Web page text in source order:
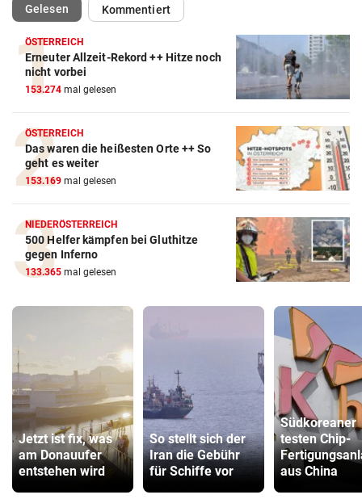
Gelesen(ausgewählt)Kommentiert
ÖSTERREICH
Erneuter Allzeit-Rekord ++ Hitze noch
nicht vorbei
153.274 mal gelesen
ÖSTERREICH
Das waren die heißesten Orte ++ So
geht es weiter
153.169 mal gelesen
NIEDERÖSTERREICH
500 Helfer kämpfen bei Gluthitze
gegen Inferno
133.365 mal gelesen
Jetzt ist fix, was
am Donauufer
entstehen wird
So stellt sich der
Iran die Gebühr
für Schiffe vor
Südkoreaner
testen Chip-
aus China